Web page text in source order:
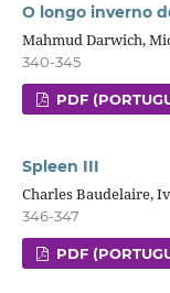
O longo inverno
Mahmud Darwich,
340-345
PDF
Spleen III
Charles Baudelaire,
346-347
PDF